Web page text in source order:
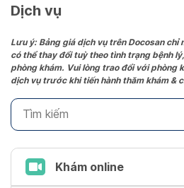
date.
the
question
mark
to
keyboard
shortcuts
Dịch vụ
Lưu ý: Bảng giá dịch vụ trên Docosan chỉ
có thể thay đổi tuỳ theo tình trạng bệnh
phòng khám. Vui lòng trao đổi với phòng
dịch vụ trước khi tiến hành thăm khám &
Khám online